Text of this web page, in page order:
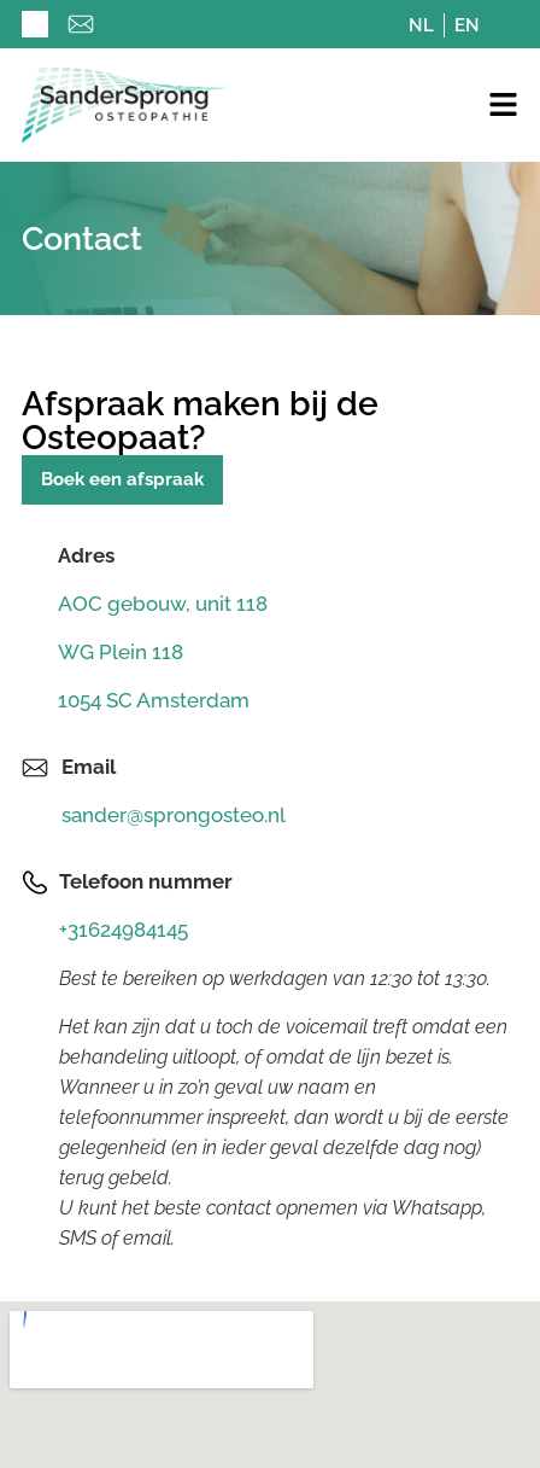
NL EN
Contact
Afspraak maken bij de
Osteopaat?
Boek een afspraak
Adres
AOC gebouw, unit 118
WG Plein 118
1054 SC Amsterdam
Email
sander@sprongosteo.nl
Telefoon nummer
+31624984145
Best te bereiken op werkdagen van 12:30 tot 13:30.
Het kan zijn dat u toch de voicemail treft omdat een
behandeling uitloopt, of omdat de lijn bezet is.
Wanneer u in zo’n geval uw naam en
telefoonnummer inspreekt, dan wordt u bij de eerste
gelegenheid (en in ieder geval dezelfde dag nog)
terug gebeld.
U kunt het beste contact opnemen via Whatsapp,
SMS of email.